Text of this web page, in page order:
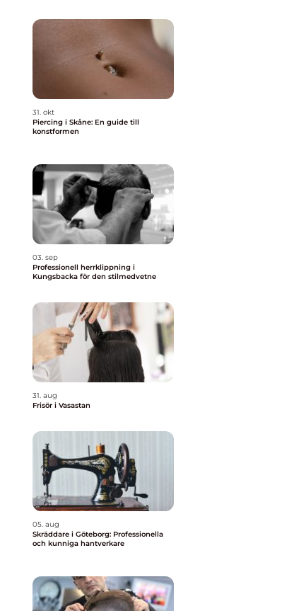
31. okt
Piercing i Skåne: En guide till
konstformen
03. sep
Professionell herrklippning i
Kungsbacka för den stilmedvetne
31. aug
Frisör i Vasastan
05. aug
Skräddare i Göteborg: Professionella
och kunniga hantverkare